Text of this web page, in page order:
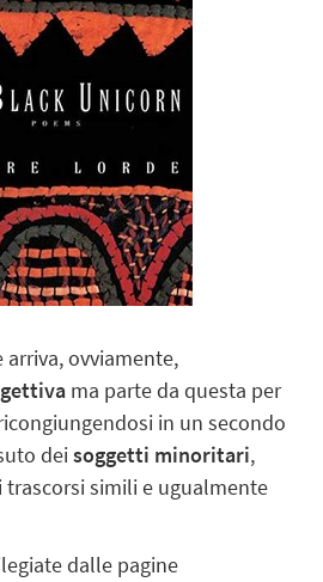
ovviamente,
ma parte da questa per
in un secondo
deisoggetti minoritari,
trascorsi simili e ugualmente
dalle pagine